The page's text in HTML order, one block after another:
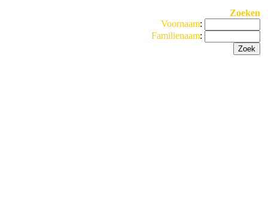
Zoeken
Voornaam:
Familienaam: